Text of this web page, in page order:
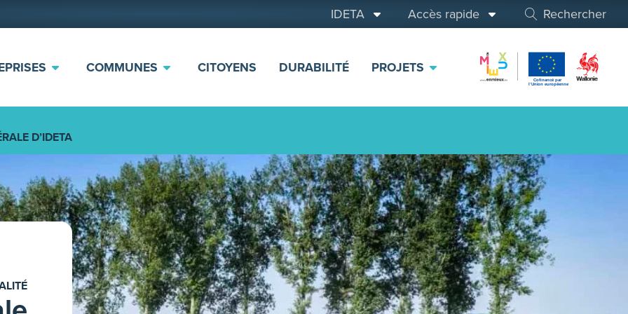
IDETA Accès rapide Rechercher
COMMUNES CITOYENS DURABILITÉ PROJETS
D’IDETA